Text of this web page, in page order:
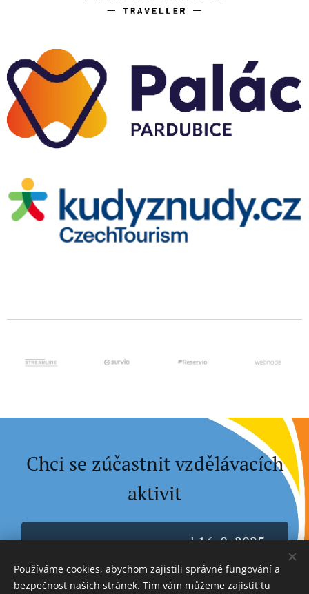
Chci se zúčastnit vzdělávacích
aktivit
rezervace programu od 16. 8. 2025
Používáme cookies, abychom zajistili správné fungování a
bezpečnost našich stránek. Tím vám můžeme zajistit tu